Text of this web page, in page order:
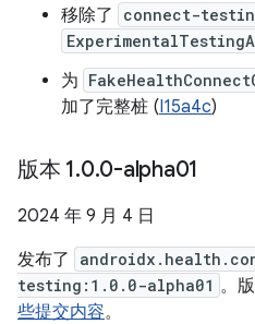
移除了
connect-
为
加了完整桩 (I15a4c)
版本 1.0.0-alpha01
2024 年 9 月 4 日
发布了
testing:1.0.0-alpha01 。
些提交内容。